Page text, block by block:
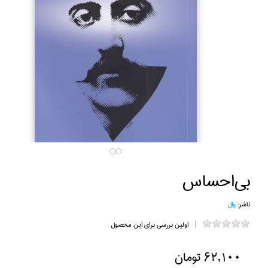
بي‌احساس
ناشر:وال
اولین بررسی برای این محصول
62,100 تومان